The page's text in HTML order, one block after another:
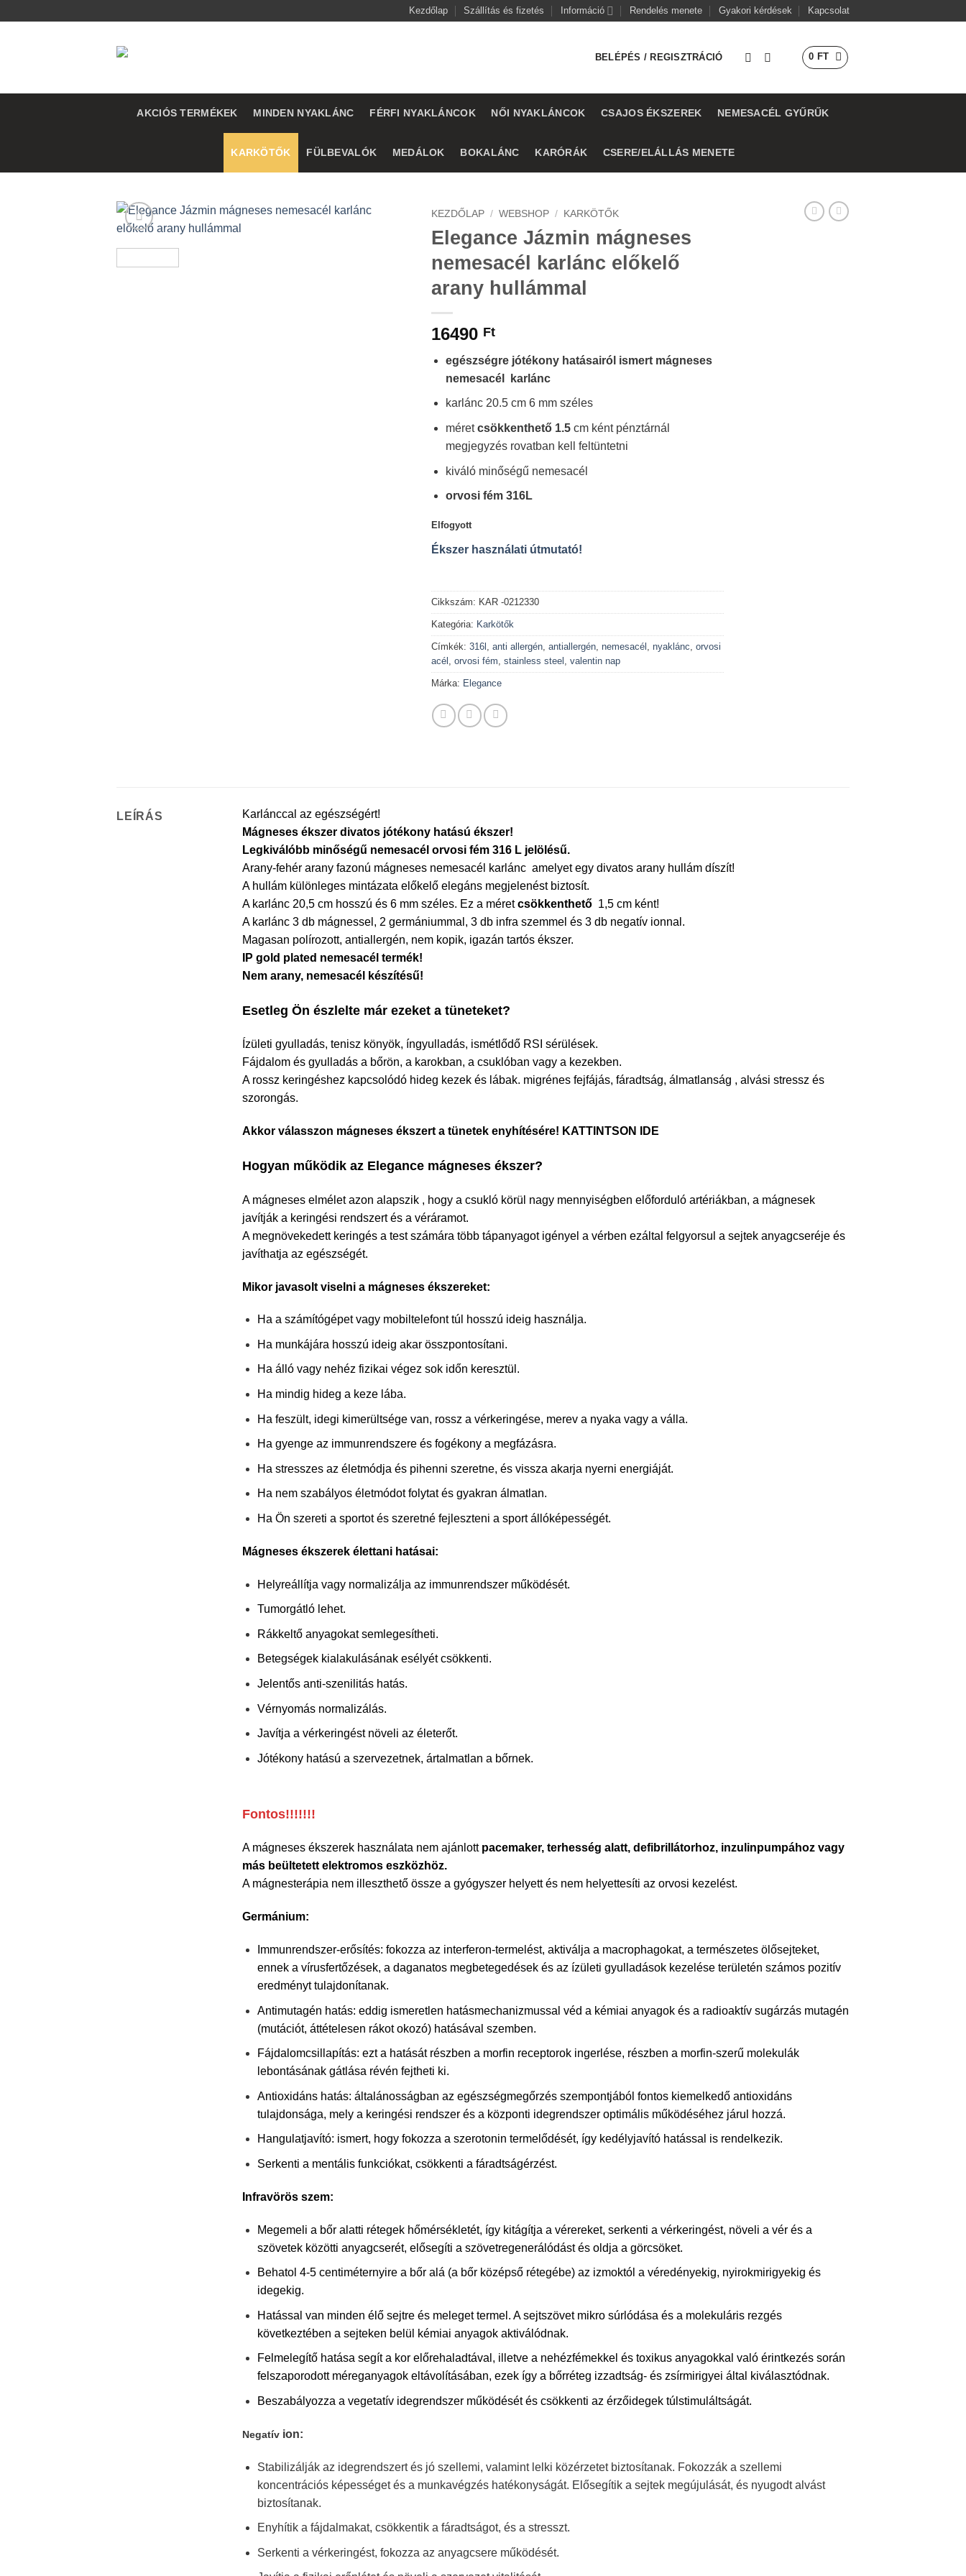
Kezdőlap Szállítás és fizetés Információ Rendelés menete Gyakori kérdések Kapcsolat
BELÉPÉS / REGISZTRÁCIÓ 0 FT
AKCIÓS TERMÉKEK MINDEN NYAKLÁNC FÉRFI NYAKLÁNCOK NŐI NYAKLÁNCOK CSAJOS ÉKSZEREK NEMESACÉL GYŰRŰK
KARKÖTŐK FÜLBEVALÓK MEDÁLOK BOKALÁNC KARÓRÁK CSERE/ELÁLLÁS MENETE
KEZDŐLAP / WEBSHOP / KARKÖTŐK
Elegance Jázmin mágneses
nemesacél karlánc előkelő
arany hullámmal
16490 Ft
egészségre jótékony hatásairól ismert mágneses
nemesacél karlánc
karlánc 20.5 cm 6 mm széles
méretcsökkenthető 1.5 cm ként pénztárnál
megjegyzés rovatban kell feltüntetni
kiváló minőségű nemesacél
orvosi fém 316L
Elfogyott
Ékszer használati útmutató!
Cikkszám: KAR -0212330
Kategória: Karkötők
Címkék: 316l anti allergén, antiallergén, nemesacél nyaklánc orvosi
acél
orvosi fém stainless steel valentin nap
Márka: Elegance
LEÍRÁS
Karlánccal az egészségért!
Mágneses ékszer divatos jótékony hatású ékszer!
Legkiválóbb minőségű nemesacél orvosi fém 316 L jelölésű.
Arany-fehér arany fazonú mágneses nemesacél karlánc amelyet egy divatos arany hullám díszít!
A hullám különleges mintázata előkelő elegáns megjelenést biztosít.
A karlánc 20,5 cm hosszú és 6 mm széles. Ez a méretcsökkenthető 1,5 cm ként!
A karlánc 3 db mágnessel, 2 germániummal, 3 db infra szemmel és 3 db negatív ionnal.
Magasan polírozott, antiallergén, nem kopik, igazán tartós ékszer.
IP gold plated nemesacél termék!
Nem arany, nemesacél készítésű!
Esetleg Ön észlelte már ezeket a tüneteket?
Ízületi gyulladás, tenisz könyök, íngyulladás, ismétlődő RSI sérülések.
Fájdalom és gyulladás a bőrön, a karokban, a csuklóban vagy a kezekben.
A rossz keringéshez kapcsolódó hideg kezek és lábak. migrénes fejfájás, fáradtság, álmatlanság , alvási stressz és
szorongás.
Akkor válasszon mágneses ékszert a tünetek enyhítésére! KATTINTSON IDE
Hogyan működik az Elegance mágneses ékszer?
A mágneses elmélet azon alapszik , hogy a csukló körül nagy mennyiségben előforduló artériákban, a mágnesek
javítják a keringési rendszert és a véráramot.
A megnövekedett keringés a test számára több tápanyagot igényel a vérben ezáltal felgyorsul a sejtek anyagcseréje és
javíthatja az egészségét.
Mikor javasolt viselni a mágneses ékszereket:
Ha a számítógépet vagy mobiltelefont túl hosszú ideig használja.
Ha munkájára hosszú ideig akar összpontosítani.
Ha álló vagy nehéz fizikai végez sok időn keresztül.
Ha mindig hideg a keze lába.
Ha feszült, idegi kimerültsége van, rossz a vérkeringése, merev a nyaka vagy a válla.
Ha gyenge az immunrendszere és fogékony a megfázásra.
Ha stresszes az életmódja és pihenni szeretne, és vissza akarja nyerni energiáját.
Ha nem szabályos életmódot folytat és gyakran álmatlan.
Ha Ön szereti a sportot és szeretné fejleszteni a sport állóképességét.
Mágneses ékszerek élettani hatásai:
Helyreállítja vagy normalizálja az immunrendszer működését.
Tumorgátló lehet.
Rákkeltő anyagokat semlegesítheti.
Betegségek kialakulásának esélyét csökkenti.
Jelentős anti-szenilitás hatás.
Vérnyomás normalizálás.
Javítja a vérkeringést növeli az életerőt.
Jótékony hatású a szervezetnek, ártalmatlan a bőrnek.
Fontos!!!!!!!
A mágneses ékszerek használata nem ajánlott pacemaker, terhesség alatt, defibrillátorhoz, inzulinpumpához vagy
más beültetett elektromos eszközhöz.
A mágnesterápia nem illeszthető össze a gyógyszer helyett és nem helyettesíti az orvosi kezelést.
Germánium:
Immunrendszer-erősítés: fokozza az interferon-termelést, aktiválja a macrophagokat, a természetes ölősejteket,
ennek a vírusfertőzések, a daganatos megbetegedések és az ízületi gyulladások kezelése területén számos pozitív
eredményt tulajdonítanak.
Antimutagén hatás: eddig ismeretlen hatásmechanizmussal véd a kémiai anyagok és a radioaktív sugárzás mutagén
(mutációt, áttételesen rákot okozó) hatásával szemben.
Fájdalomcsillapítás: ezt a hatását részben a morfin receptorok ingerlése, részben a morfin-szerű molekulák
lebontásának gátlása révén fejtheti ki.
Antioxidáns hatás: általánosságban az egészségmegőrzés szempontjából fontos kiemelkedő antioxidáns
tulajdonsága, mely a keringési rendszer és a központi idegrendszer optimális működéséhez járul hozzá.
Hangulatjavító: ismert, hogy fokozza a szerotonin termelődését, így kedélyjavító hatással is rendelkezik.
Serkenti a mentális funkciókat, csökkenti a fáradtságérzést.
Infravörös szem:
Megemeli a bőr alatti rétegek hőmérsékletét, így kitágítja a vérereket, serkenti a vérkeringést, növeli a vér és a
szövetek közötti anyagcserét, elősegíti a szövetregenerálódást és oldja a görcsöket.
Behatol 4-5 centiméternyire a bőr alá (a bőr középső rétegébe) az izmoktól a véredényekig, nyirokmirigyekig és
idegekig.
Hatással van minden élő sejtre és meleget termel. A sejtszövet mikro súrlódása és a molekuláris rezgés
következtében a sejteken belül kémiai anyagok aktiválódnak.
Felmelegítő hatása segít a kor előrehaladtával, illetve a nehézfémekkel és toxikus anyagokkal való érintkezés során
felszaporodott méreganyagok eltávolításában, ezek így a bőrréteg izzadtság- és zsírmirigyei által kiválasztódnak.
Beszabályozza a vegetatív idegrendszer működését és csökkenti az érzőidegek túlstimuláltságát.
Negatív ion:
Stabilizálják az idegrendszert és jó szellemi, valamint lelki közérzetet biztosítanak. Fokozzák a szellemi
koncentrációs képességet és a munkavégzés hatékonyságát. Elősegítik a sejtek megújulását, és nyugodt alvást
biztosítanak.
Enyhítik a fájdalmakat, csökkentik a fáradtságot, és a stresszt.
Serkenti a vérkeringést, fokozza az anyagcsere működését.